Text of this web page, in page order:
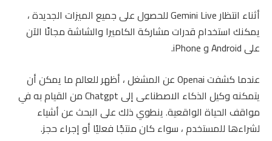
أثناء انتظار Gemini Live للحصول على جميع الميزات الجديدة ،
يمكنك استخدام قدرات مشاركة الكاميرا والشاشة مجانًا الآن
على Android و iPhone.
عندما كشفت Openai عن المشغل ، أظهر للعالم ما يمكن أن
يتمكنه وكيل الذكاء الاصطناعى إلى Chatgpt من القيام به في
مواقف الحياة الواقعية. ينطوي ذلك على البحث عن أشياء
لشراءها للمستخدم ، سواء كان منتجًا فعليًا أو إجراء حجز.